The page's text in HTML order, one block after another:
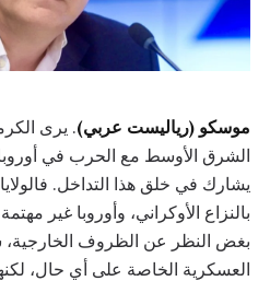
موسكو (رياليست عربي). يرى
الشرق الأوسط مع الحرب في أوروبا
يشارك في خلق هذا التداخل.
بالنزاع الأوكراني، وأوروبا غير
بغض النظر عن الظروف الخارجية،
العسكرية الخاصة على أي حال،